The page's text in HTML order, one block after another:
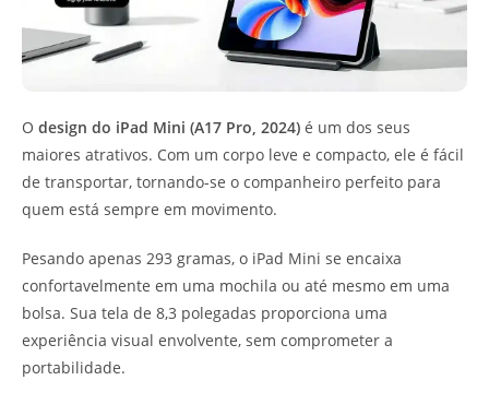
O design do iPad Mini (A17 Pro, 2024) é um dos seus
maiores atrativos. Com um corpo leve e compacto, ele é fácil
de transportar, tornando-se o companheiro perfeito para
quem está sempre em movimento.
Pesando apenas 293 gramas, o iPad Mini se encaixa
confortavelmente em uma mochila ou até mesmo em uma
bolsa. Sua tela de 8,3 polegadas proporciona uma
experiência visual envolvente, sem comprometer a
portabilidade.